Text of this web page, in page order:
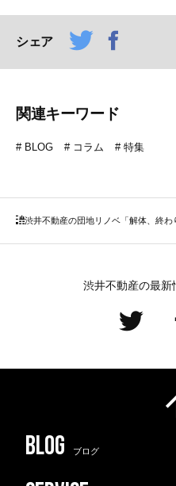
シェア
関連キーワード
BLOG コラム 特集
渋井不動産の団地リノベ「解体、終わ
渋井不動産の最新
ブログ